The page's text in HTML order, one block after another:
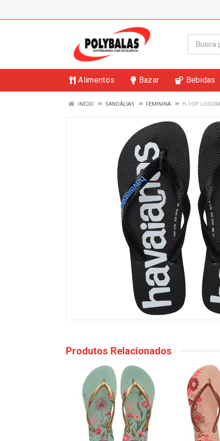
Alimentos Bazar Bebidas
INÍCIO SANDÁLIAS FEMININA H.TOP
Produtos Relacionados